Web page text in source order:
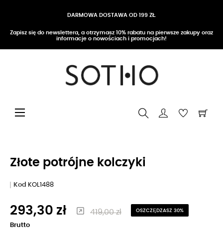
DARMOWA DOSTAWA OD 199 ZŁ
Zapisz się do newslettera, a otrzymasz 10% rabatu na pierwsze zakupy oraz
informacje o nowościach i promocjach!
Przełącz nawigację
☰
Złote potrójne kolczyki
Kod KOL1488
293,30 zł 419,00 zł OSZCZĘDZASZ 30%
Brutto